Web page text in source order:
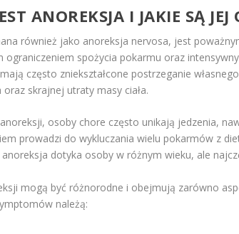
ANOREKSJA I JAKIE SĄ JEJ
również jako anoreksja nervosa, jest
ograniczeniem spożycia pokarmu oraz
często zniekształcone postrzeganie
oraz skrajnej utraty masy ciała.
osoby chore często unikają jedzenia,
prowadzi do wykluczania wielu pokarmów z
dotyka osoby w różnym wieku, ale
mogą być różnorodne i obejmują zarówno
należą: